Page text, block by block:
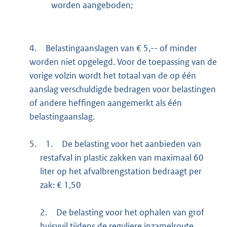
worden aangeboden;
4.
Belastingaanslagen van € 5,-- of minder
worden niet opgelegd. Voor de toepassing van de
vorige volzin wordt het totaal van de op één
aanslag verschuldigde bedragen voor belastingen
of andere heffingen aangemerkt als één
belastingaanslag.
5. 1.
De belasting voor het aanbieden van
restafval in plastic zakken van maximaal 60
liter op het afvalbrengstation bedraagt per
zak: € 1,50
2.
De belasting voor het ophalen van grof